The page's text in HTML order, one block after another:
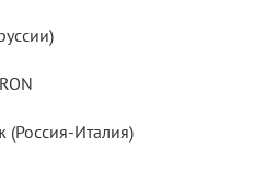
(Россия-Италия)